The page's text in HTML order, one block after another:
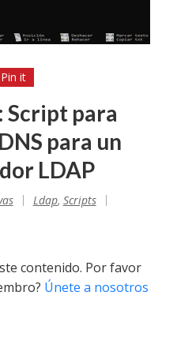
Pin it
Script para
para un
LDAP
Ldap, Scripts
contenido. Por favor
Únete a nosotros